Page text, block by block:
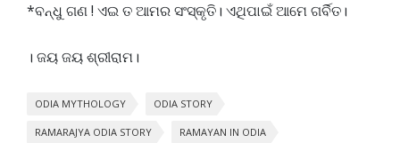
*ବନ୍ଧୁ ଗଣ ! ଏଇ ତ ଆମର ସଂସ୍କୃତି। ଏଥିପାଇଁ ଆମେ ଗର୍ବିତ।
। ଜୟ ଜୟ ଶ୍ରୀରାମ।
ODIA MYTHOLOGY ODIA STORY
RAMARAJYA ODIA STORY RAMAYAN IN ODIA